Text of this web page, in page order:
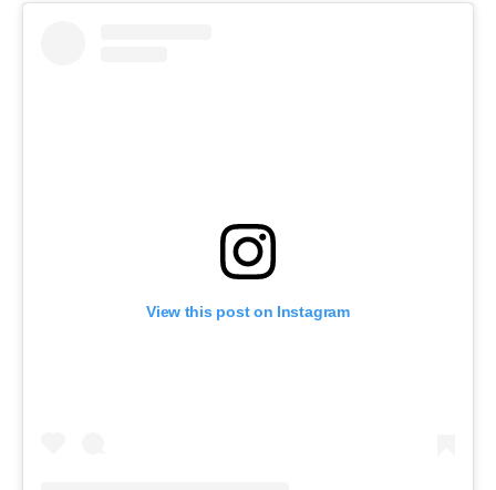
View this post on Instagram